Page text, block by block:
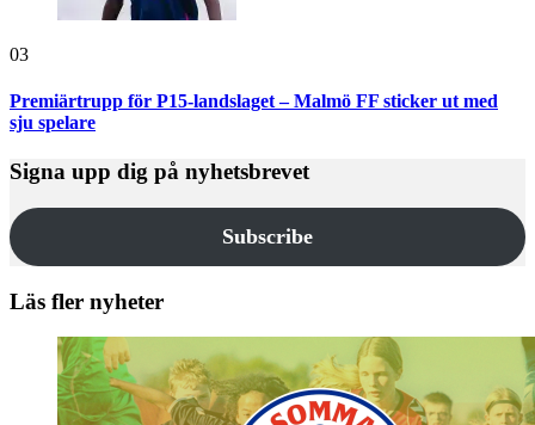
03
Premiärtrupp för P15-landslaget – Malmö FF sticker ut med
sju spelare
Signa upp dig på nyhetsbrevet
Subscribe
Läs fler nyheter